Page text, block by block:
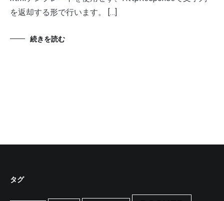
を返却する形で行います。 […]
続きを読む
タグ